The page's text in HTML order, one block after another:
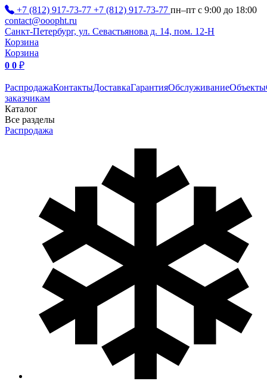
+7 (812) 917-73-77 +7 (812) 917-73-77 пн–пт с 9:00 до 18:00
contact@ooopht.ru
Санкт-Петербург, ул. Севастьянова д. 14, пом. 12-Н
Корзина
Корзина
0 0 ₽
РаспродажаКонтактыДоставкаГарантияОбслуживаниеОбъекты
заказчикам
Каталог
Все разделы
Распродажа